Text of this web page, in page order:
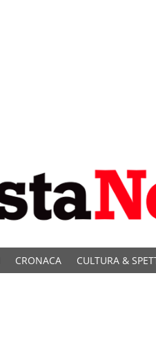
CRONACA CULTURA &